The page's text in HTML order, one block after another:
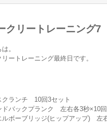
クリートレーニング7
。
ートレーニング最終日です。
クランチ 10回3セット
ドバックプランク 左右各3秒×10回
ルボーブリッジ(ヒップアップ) 左